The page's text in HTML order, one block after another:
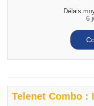
Délais
6
Telenet Combo :